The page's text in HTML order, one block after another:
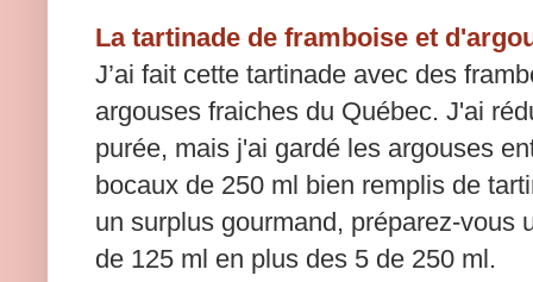
La tartinade de framboise et
J’ai fait cette tartinade avec des
argouses fraiches du Québec. J'ai
purée, mais j'ai gardé les argouses
bocaux de 250 ml bien remplis de
un surplus gourmand, préparez-vous
de 125 ml en plus des 5 de 250 ml.